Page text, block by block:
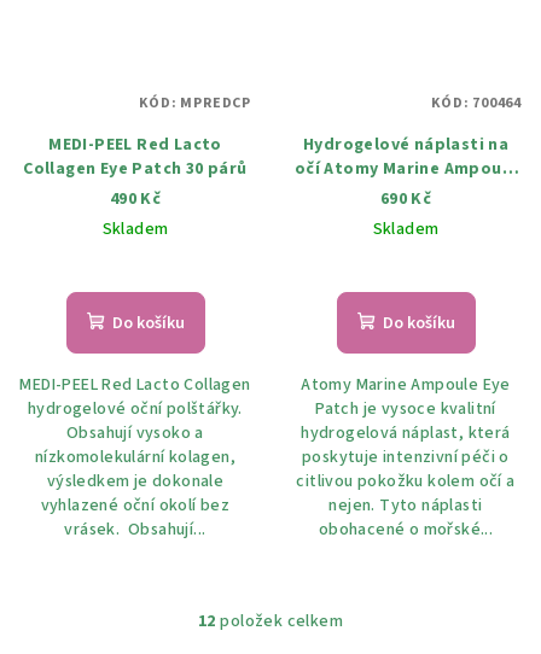
MEDI-PEEL Red Lacto
Collagen Eye Patch 30 párů
490 Kč
Skladem
Do košíku
MEDI-PEEL Red Lacto Collagen
hydrogelové oční polštářky.
Obsahují vysoko a
nízkomolekulární kolagen,
výsledkem je dokonale
vyhlazené oční okolí bez
vrásek. Obsahují...
KÓD: MPREDCP
Hydrogelové náplasti na
očí Atomy Marine Ampoule
Eye Patch 60 ks.
690 Kč
Skladem
Do košíku
Atomy Marine Ampoule Eye
Patch je vysoce kvalitní
hydrogelová náplast, která
poskytuje intenzivní péči o
citlivou pokožku kolem očí a
nejen. Tyto náplasti
obohacené o mořské...
KÓD: 700464
O
12 položek celkem